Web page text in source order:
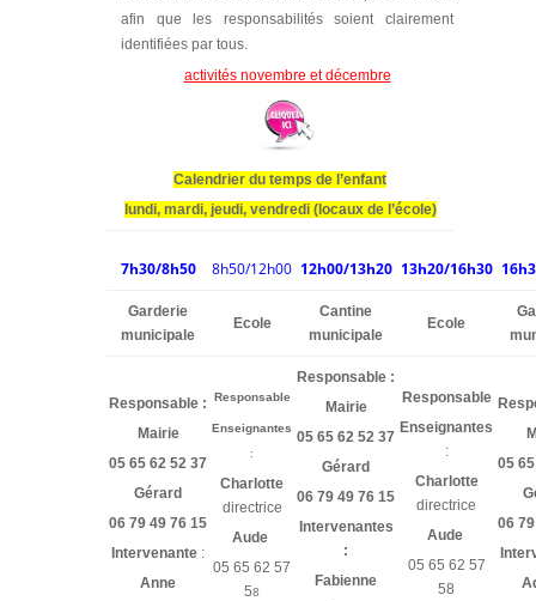
afin que les responsabilités soient clairement
identifiées par tous.
activités novembre et décembre
Calendrier du temps de l’enfant
lundi, mardi, jeudi, vendredi (locaux de l’école)
7h30/8h50 8h50/12h00 12h00/13h20 13h20/16h30
Garderie
municipale
Ecole
Cantine
municipale
Ecole
Responsable :
Mairie
05 65 62 52 37
Gérard
06 79 49 76 15
Intervenante :
Anne
Responsable
Enseignantes
:
Charlotte
directrice
Aude
05 65 62 57
58
Responsable :
Mairie
05 65 62 52 37
Gérard
06 79 49 76 15
Intervenantes
:
Fabienne
Responsable
Enseignantes
:
Charlotte
directrice
Aude
05 65 62 57
58
05
06